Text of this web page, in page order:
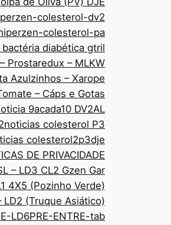
colesterol-dv2
colesterol-pa
bactéria diabética gtril
Prostaredux – MLKW
Azulzinhos – Xarope
– Cáps e Gotas
9acada10 DV2AL
noticias colesterol P3
colesterol2p3dje
DE PRIVACIDADE
– LD3 CL2 Gzen Gar
4X5 (Pozinho Verde)
LD2 (Truque Asiático)
LD6PRE-ENTRE-tab